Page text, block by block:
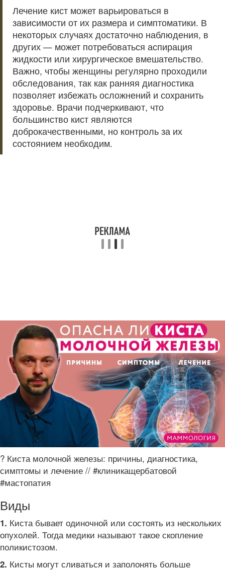
Лечение кист может варьироваться в
зависимости от их размера и симптоматики. В
некоторых случаях достаточно наблюдения, в
других — может потребоваться аспирация
жидкости или хирургическое вмешательство.
Важно, чтобы женщины регулярно проходили
обследования, так как ранняя диагностика
позволяет избежать осложнений и сохранить
здоровье. Врачи подчеркивают, что
большинство кист являются
доброкачественными, но контроль за их
состоянием необходим.
? Киста молочной железы: причины, диагностика,
симптомы и лечение // #клиникащербатовой
#мастопатия
Виды
1. Киста бывает одиночной или состоять из нескольких
опухолей. Тогда медики называют такое скопление
поликистозом.
2. Кисты могут сливаться и заполонять больше